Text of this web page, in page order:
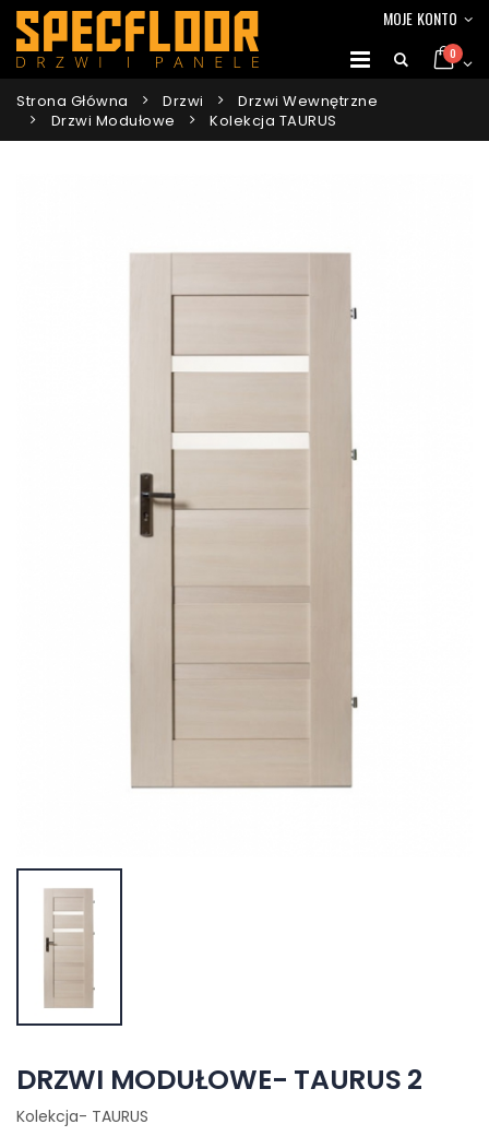
MOJE KONTO
0
Strona Główna Drzwi
Drzwi Wewnętrzne
Drzwi Modułowe
Kolekcja TAURUS
DRZWI MODUŁOWE- TAURUS 2
Kolekcja- TAURUS